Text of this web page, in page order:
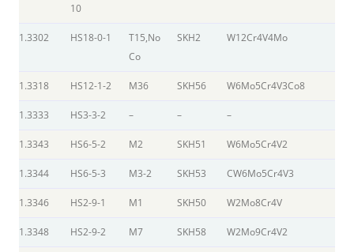
10
1.3302 HS18-0-1
T15,No
Co
SKH2 W12Cr4V4Mo
1.3318 HS12-1-2 M36 SKH56 W6Mo5Cr4V3Co8
1.3333 HS3-3-2 – – –
1.3343 HS6-5-2 M2 SKH51 W6Mo5Cr4V2
1.3344 HS6-5-3 M3-2 SKH53 CW6Mo5Cr4V3
1.3346 HS2-9-1 M1 SKH50 W2Mo8Cr4V
1.3348 HS2-9-2 M7 SKH58 W2Mo9Cr4V2